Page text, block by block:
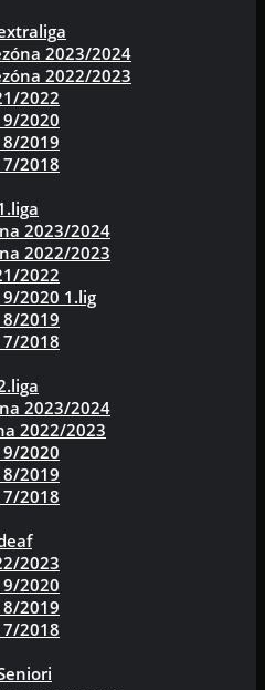
2023/2024
2022/2023
2022
2020
2019
2018
2023/2024
2022/2023
2022
2020 1.lig
2019
2018
2023/2024
2022/2023
2020
2019
2018
2023
2020
2019
2018